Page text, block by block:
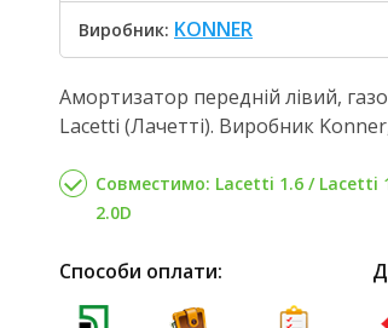
Виробник: KONNER
Амортизатор передній лівий,
Lacetti (Лачетті). Виробник
Совместимо: Lacetti 1.6 / Lacetti
2.0D
Способи оплати: